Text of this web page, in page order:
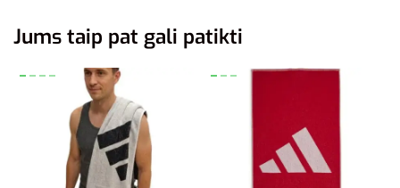
Jums taip pat gali patikti